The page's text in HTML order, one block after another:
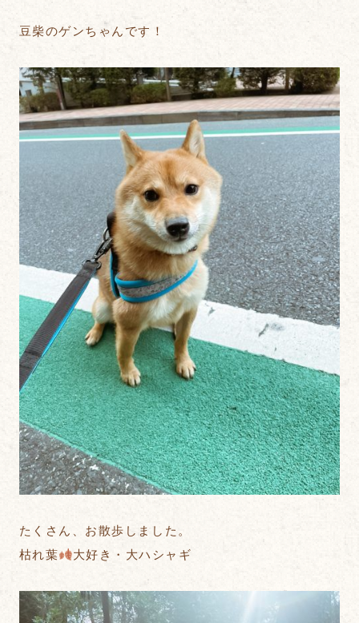
豆柴のゲンちゃんです！
たくさん、お散歩しました。
枯れ葉
大好き・大ハシャギ